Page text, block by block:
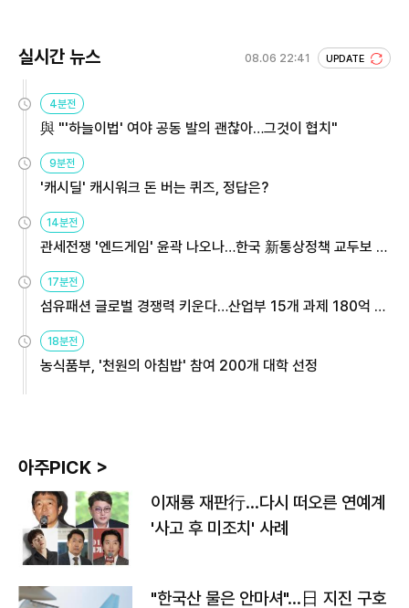
실시간 뉴스 08.06 22:41 UPDATE
4분전
與 "'하늘이법' 여야 공동 발의 괜찮아…그것이 협치"
9분전
'캐시딜' 캐시워크 돈 버는 퀴즈, 정답은?
14분전
관세전쟁 '엔드게임' 윤곽 나오나…한국 新통상정책 교두보 활
17분전
섬유패션 글로벌 경쟁력 키운다…산업부 15개 과제 180억 지
18분전
농식품부, '천원의 아침밥' 참여 200개 대학 선정
아주PICK >
이재룡 재판行…다시 떠오른 연예계
'사고 후 미조치' 사례
"한국산 물은 안마셔"…日 지진 구호